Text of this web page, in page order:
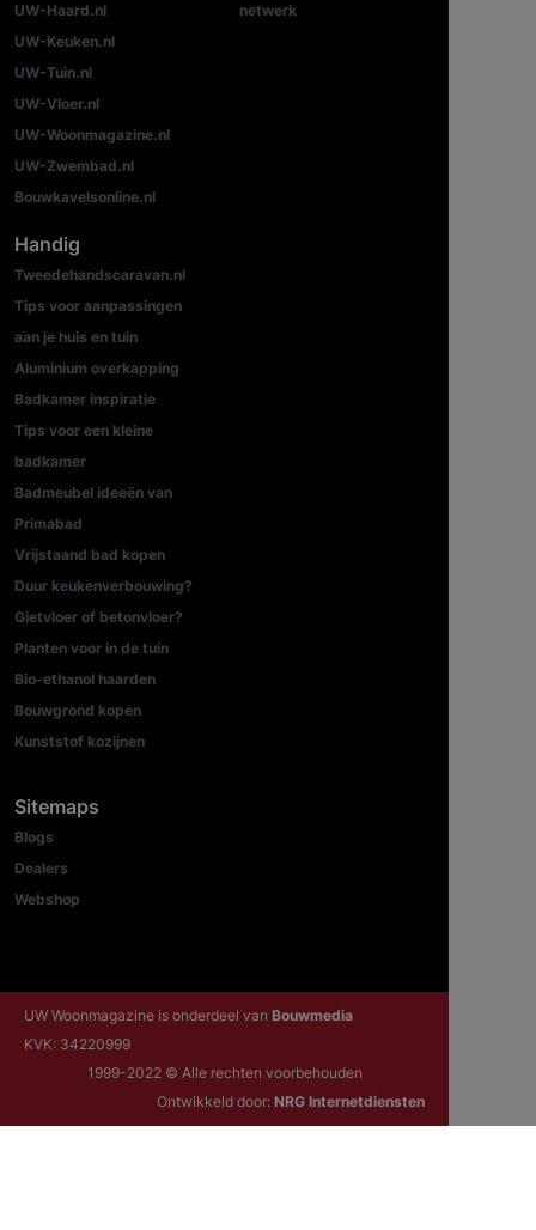
UW-Haard.nl
UW-Keuken.nl
UW-Tuin.nl
UW-Vloer.nl
UW-Woonmagazine.nl
UW-Zwembad.nl
Bouwkavelsonline.nl
netwerk
Handig
Tweedehandscaravan.nl
Tips voor aanpassingen
aan je huis en tuin
Aluminium overkapping
Badkamer inspiratie
Tips voor een kleine
badkamer
Badmeubel ideeën van
Primabad
Vrijstaand bad kopen
Duur keukenverbouwing?
Gietvloer of betonvloer?
Planten voor in de tuin
Bio-ethanol haarden
Bouwgrond kopen
Kunststof kozijnen
Sitemaps
Blogs
Dealers
Webshop
UW Woonmagazine is onderdeel van Bouwmedia
KVK: 34220999
1999-2022 © Alle rechten voorbehouden
Ontwikkeld door: NRG Internetdiensten